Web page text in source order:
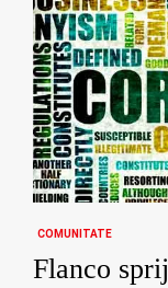
COMUNITATE
Flanco